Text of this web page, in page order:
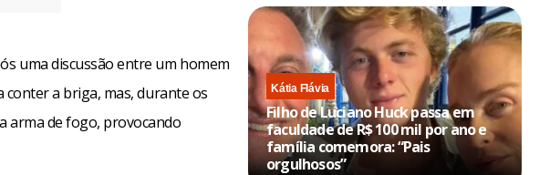
uma discussão entre um homem
a briga, mas, durante os
arma de fogo, provocando
Kátia Flávia
Filho de Luciano Huck passa em
faculdade de R$ 100 mil por ano e
família comemora: “Pais
orgulhosos”